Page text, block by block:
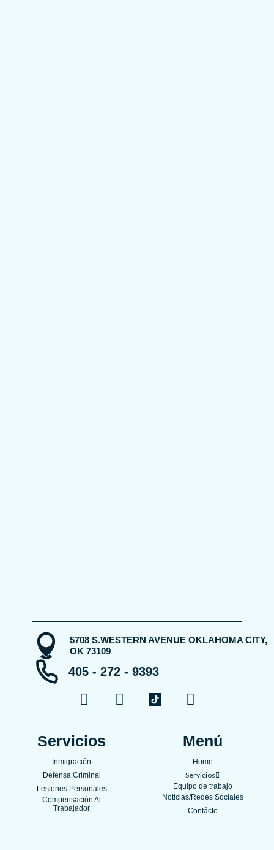
5708 S.WESTERN AVENUE OKLAHOMA CITY,
OK 73109
405 - 272 - 9393
F
a
e
b
o
o
k
Y
o
I
n
t
a
g
r
a
m
Servicios
Inmigración
Defensa Criminal
Lesiones Personales
Compensación Al
Trabajador
Menú
Home
Servicios
Equipo de trabajo
Noticias/Redes Sociales
Contácto